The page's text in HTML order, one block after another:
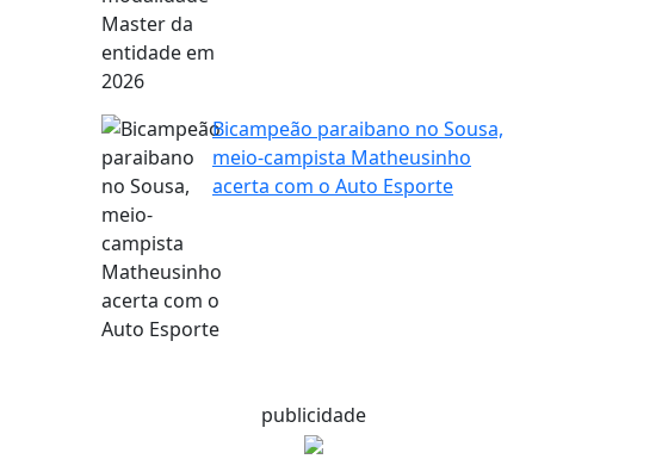
Bicampeão paraibano no Sousa,
meio-campista Matheusinho
acerta com o Auto Esporte
publicidade